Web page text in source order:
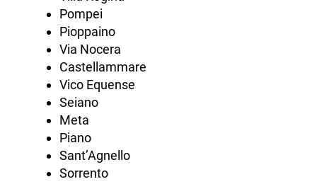
Pompei
Pioppaino
Via Nocera
Castellammare
Vico Equense
Seiano
Meta
Piano
Sant’Agnello
Sorrento